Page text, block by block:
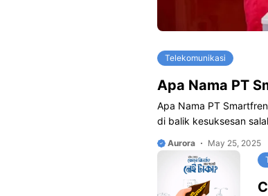
Telekomunikasi
Apa Nama PT
Apa Nama PT
di balik kesuksesan
Aurora
May 25, 2025